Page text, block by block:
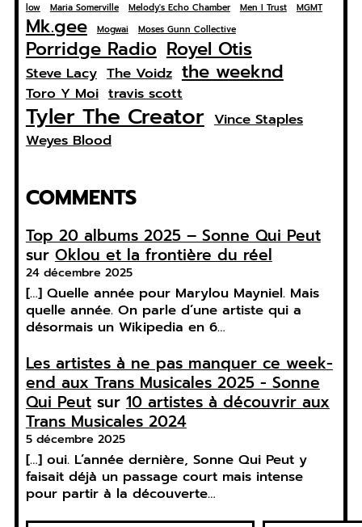
low
Maria Somerville Melody's Echo Chamber Men I Trust MGMT
Mk.gee Mogwai Moses Gunn Collective
Porridge Radio Royel Otis
Steve Lacy The Voidz the weeknd
Toro Y Moi travis scott
Tyler The Creator Vince Staples
Weyes Blood
COMMENTS
Top 20 albums 2025 – Sonne Qui Peut
sur Oklou et la frontière du réel
24 décembre 2025
[…] Quelle année pour Marylou Mayniel. Mais
quelle année. On parle d’une artiste qui a
désormais un Wikipedia en 6…
Les artistes à ne pas manquer ce week-
end aux Trans Musicales 2025 - Sonne
Qui Peutsur10 artistes à découvrir aux
Trans Musicales 2024
5 décembre 2025
[…] oui. L’année dernière, Sonne Qui Peut y
faisait déjà un passage court mais intense
pour partir à la découverte…